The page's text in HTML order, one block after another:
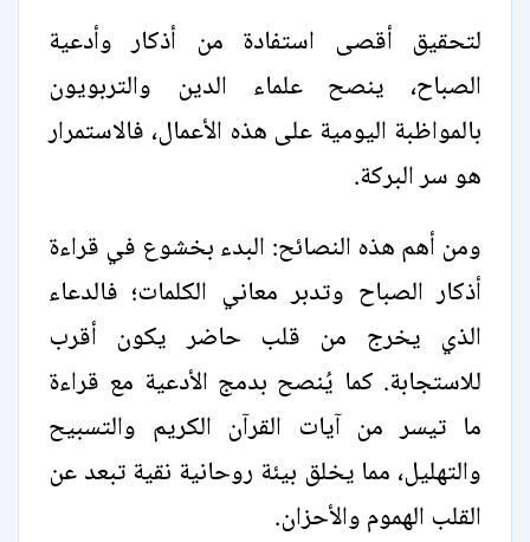
لتحقيق أقصى استفادة من أذكار وأدعية
الصباح، ينصح علماء الدين والتربويون
بالمواظبة اليومية على هذه الأعمال، فالاستمرار
هو سر البركة.
ومن أهم هذه النصائح: البدء بخشوع في قراءة
أذكار الصباح وتدبر معاني الكلمات؛ فالدعاء
الذي يخرج من قلب حاضر يكون أقرب
للاستجابة. كما يُنصح بدمج الأدعية مع قراءة
ما تيسر من آيات القرآن الكريم والتسبيح
والتهليل، مما يخلق بيئة روحانية نقية تبعد عن
القلب الهموم والأحزان.